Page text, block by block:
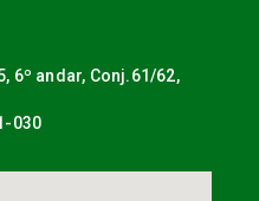
6º andar, Conj.61/62,
030